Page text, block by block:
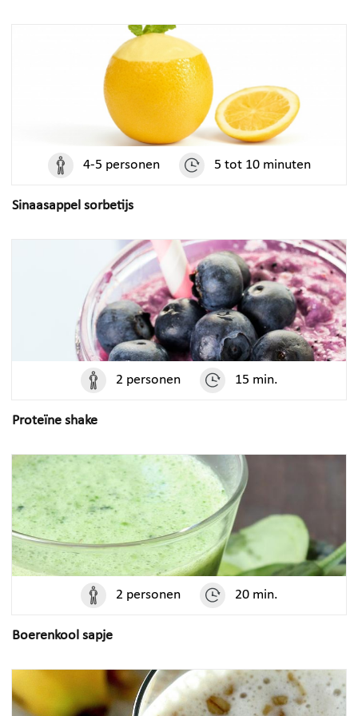
4-5 personen 5 tot 10 minuten
Sinaasappel sorbetijs
2 personen 15 min.
Proteïne shake
2 personen 20 min.
Boerenkool sapje